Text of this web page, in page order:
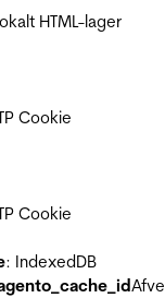
HTML-lager
Cookie
Cookie
: IndexedDB